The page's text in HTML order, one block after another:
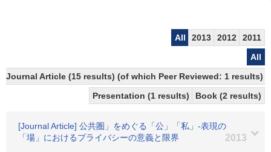
All 2013 2012
2011
All
Journal Article (15 results) (of which Peer Reviewed: 1 results)
Presentation (1 results)
Book (2 results)
[Journal Article] 公共圏」をめぐる「公」「私」-表現の
「場」におけるプライバシーの意義と限界
2013